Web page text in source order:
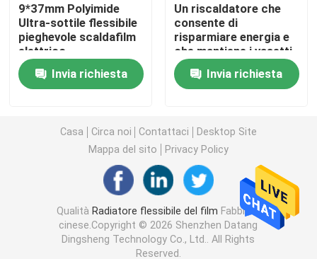
Cuscinetto di riscaldamento flessibile
Polyimide Heater Element
Radiatore flessibile su ordinazione
Film del riscaldamento di Graphene
Film di riscaldamento elettrico
9*37mm Polyimide
Ultra-sottile flessibile
pieghevole scaldafilm
elettrico
Invia richiesta
Un riscaldatore che
consente di
risparmiare energia e
che mantiene i vasetti
a 30 gradi Celsius
Invia richiesta
Casa Circa noi Contattaci
Desktop Site
Mappa del sito
Privacy Policy
Qualità Radiatore flessibile del film Fabbrica
cinese.Copyright © 2026 Shenzhen Datang
Dingsheng Technology Co., Ltd.. All Rights
Reserved.